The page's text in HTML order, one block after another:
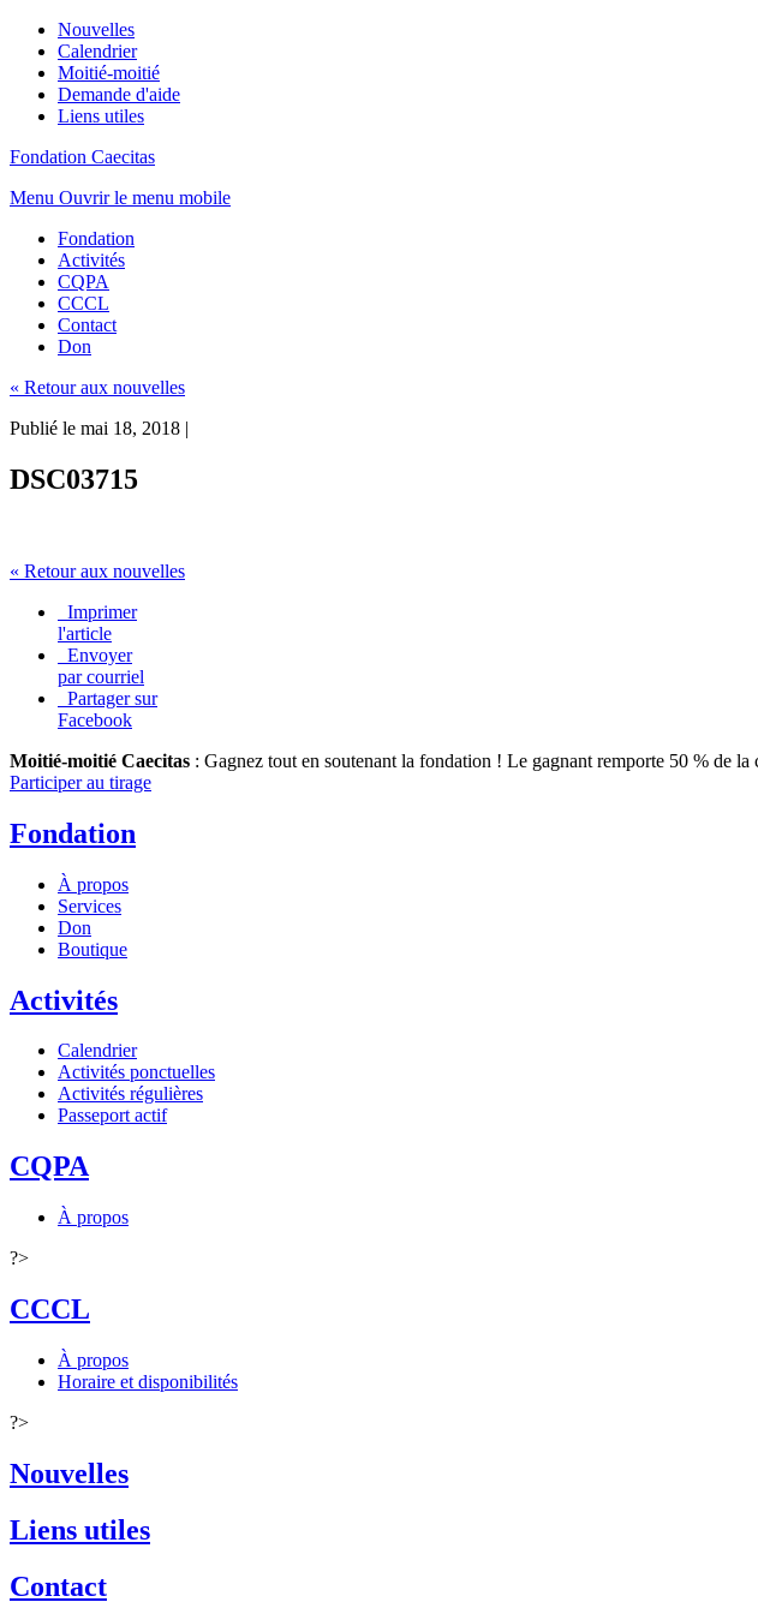
Nouvelles
Calendrier
Moitié-moitié
Demande d'aide
Liens utiles
Fondation Caecitas
Menu Ouvrir le menu mobile
Fondation
Activités
CQPA
CCCL
Contact
Don
« Retour aux nouvelles
Publié le mai 18, 2018 |
DSC03715
« Retour aux nouvelles
Imprimer
l'article
Envoyer
par courriel
Partager sur
Facebook
Moitié-moitié Caecitas : Gagnez tout en soutenant la fondation ! Le gagnant remporte 50 % de
Participer au tirage
Fondation
À propos
Services
Don
Boutique
Activités
Calendrier
Activités ponctuelles
Activités régulières
Passeport actif
CQPA
À propos
?>
CCCL
À propos
Horaire et disponibilités
?>
Nouvelles
Liens utiles
Contact